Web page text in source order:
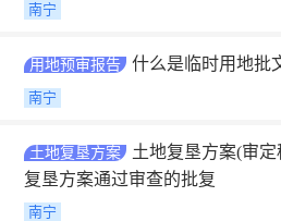
南宁
用地预审报告 什么是临时用地批
南宁
土地复垦方案
土地复垦方案(审
复垦方案通过审查的批复
南宁